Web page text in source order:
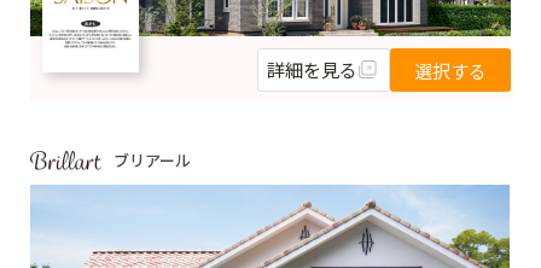
詳細を見る 選択する
ブリアール